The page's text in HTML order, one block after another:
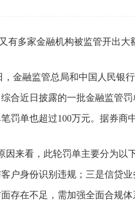
有多家金融机构被监管开出大
，金融监管总局和中国人民银
合近日披露的一批金融监管
罚单也超过100万元。据券商
因来看，此轮罚单主要分为以
户身份识别违规；三是信贷
存在不足，需加强全面合规体